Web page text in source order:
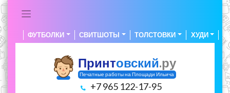
ФУТБОЛКИ СВИТШОТЫ ТОЛСТОВКИ ХУДИ
Принтовский.ру
Печатные работы на Площади Ильича
+7 965 122-17-95